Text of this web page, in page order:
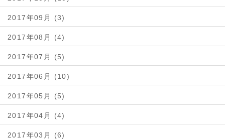
2017年09月 (3)
2017年08月 (4)
2017年07月 (5)
2017年06月 (10)
2017年05月 (5)
2017年04月 (4)
2017年03月 (6)